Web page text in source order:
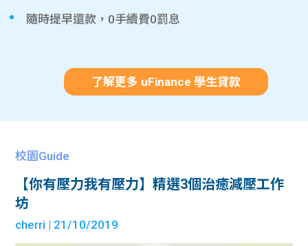
隨時提早還款，0手續費0罰息
了解更多 uFinance 學生貸款
校園Guide
【你有壓力我有壓力】精選3個治癒減壓工作
坊
cherri | 21/10/2019